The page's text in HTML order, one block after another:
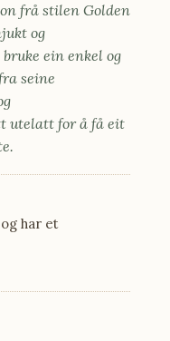
frå stilen Golden
og
ein enkel og
seine
utelatt for å få eit
har et